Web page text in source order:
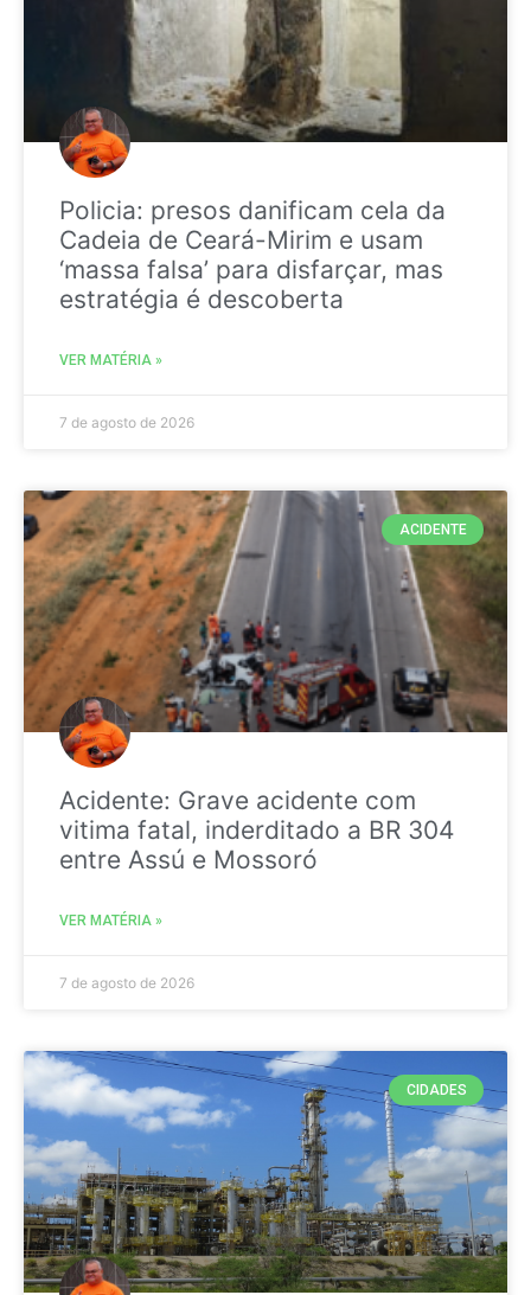
Policia: presos danificam cela da
Cadeia de Ceará-Mirim e usam
‘massa falsa’ para disfarçar, mas
estratégia é descoberta
VER MATÉRIA »
7 de agosto de 2026
ACIDENTE
Acidente: Grave acidente com
vitima fatal, inderditado a BR 304
entre Assú e Mossoró
VER MATÉRIA »
7 de agosto de 2026
CIDADES